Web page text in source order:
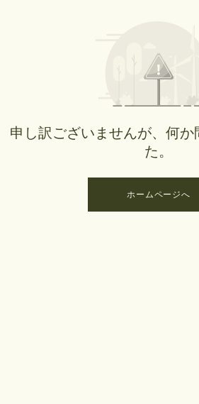
申し訳ございませんが、何か
た。
ホームページへ